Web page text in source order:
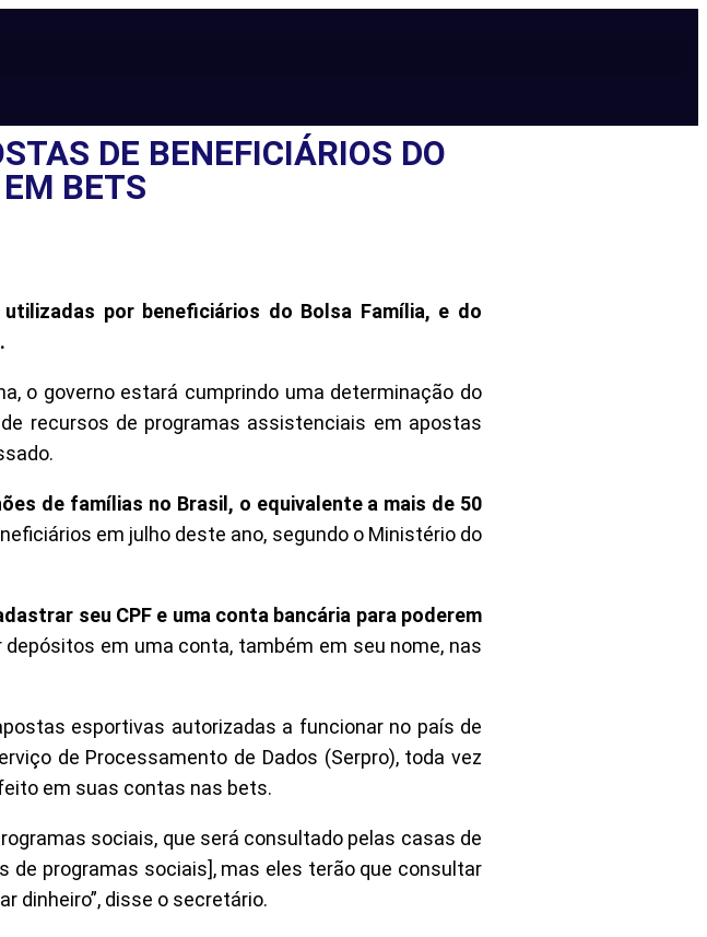
DE BENEFICIÁRIOS DO
BETS
por beneficiários do Bolsa Família, e do
o governo estará cumprindo uma determinação do
recursos de programas assistenciais em apostas
de famílias no Brasil, o equivalente a mais de 50
em julho deste ano, segundo o Ministério do
seu CPF e uma conta bancária para poderem
em uma conta, também em seu nome, nas
esportivas autorizadas a funcionar no país de
de Processamento de Dados (Serpro), toda vez
em suas contas nas bets.
sociais, que será consultado pelas casas de
de programas sociais], mas eles terão que consultar
dinheiro”, disse o secretário.